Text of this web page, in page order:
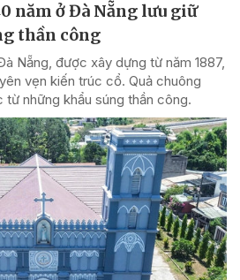
năm ở Đà Nẵng lưu giữ
thần công
Nẵng, được xây dựng từ năm 1887,
vẹn kiến trúc cổ. Quả chuông
những khẩu súng thần công.